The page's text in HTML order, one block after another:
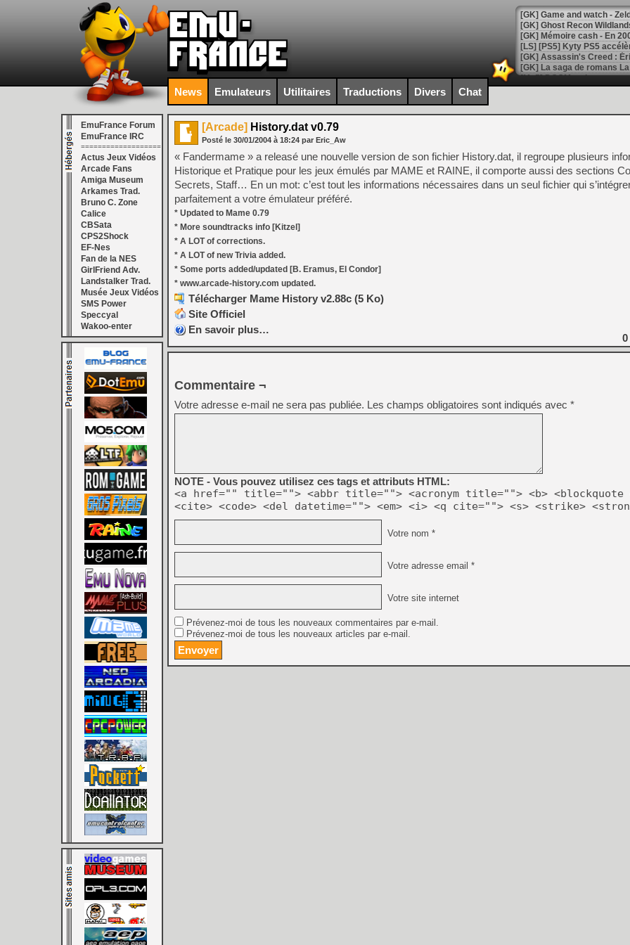
[Mo5] DOOM arrive en
[GK] Bethesda fête les 30
[GK] Roblox : l'action en
[GK] Agenda - GeForce
[GK] Devolver Digital en a
[LS] [PS5] ps5-y2jb-
[GK] Pourquoi Marvel
[GK] Test : Restory : Chill
[GK] GTA 6 : Rockstar
[GK] Hot Wheels Infinite
[GK] Mémoire cash -
[GK] Résultats Nintendo :
[GK] Déjà des
[Mo5] Brickboy cherche à
[GK] Minecraft et ses «
[GK] Beast of
[GK] Ubisoft : fin de partie
[GK] Mémoire cash -
[GK] Dan Houser (GTA)
[GK] Comment EA Sports
[GK] Crimson Moon : un
[GK] Isle of Reveries : le
[GK] Moonlighter 2 : The
[GK] Capcom relance
[Mo5] Deux inédits du
[GK] Le beat'em up The
[GK] Endless Legend 2 :
[LS] [PS5] Premiers
News Emulateurs Utilitaires Traductions Divers Chat
EmuFrance Forum
EmuFrance IRC
===================
Actus Jeux Vidéos
Arcade Fans
Amiga Museum
Arkames Trad.
Bruno C. Zone
Calice
CBSata
CPS2Shock
EF-Nes
Fan de la NES
GirlFriend Adv.
Landstalker Trad.
Musée Jeux Vidéos
SMS Power
Speccyal
Wakoo-enter
[Arcade] History.dat v0.79
Posté le 30/01/2004 à 18:24 par Eric_Aw
« Fandermame » a releasé une nouvelle version de son fichier History.dat, il regroupe plusieurs
Historique et Pratique pour les jeux émulés par MAME et RAINE, il comporte aussi des sections
Secrets, Staff… En un mot: c’est tout les informations nécessaires dans un seul fichier qui
parfaitement a votre émulateur préféré.
* Updated to Mame 0.79
* More soundtracks info [Kitzel]
* A LOT of corrections.
* A LOT of new Trivia added.
* Some ports added/updated [B. Eramus, El Condor]
* www.arcade-history.com updated.
Télécharger Mame History v2.88c (5 Ko)
Site Officiel
En savoir plus…
0
Commentaire ¬
Votre adresse e-mail ne sera pas publiée. Les champs obligatoires sont indiqués avec *
NOTE - Vous pouvez utilisez ces tags et attributs HTML:
<a href="" title=""> <abbr title=""> <acronym title=""> <b> <blockquote
<cite> <code> <del datetime=""> <em> <i> <q cite=""> <s> <strike>
Votre nom *
Votre adresse email *
Votre site internet
Prévenez-moi de tous les nouveaux commentaires par e-mail.
Prévenez-moi de tous les nouveaux articles par e-mail.